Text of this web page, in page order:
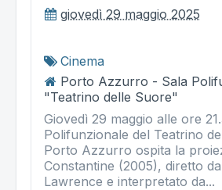
giovedì 29 maggio 2025
Cinema
Porto Azzurro - Sala
"Teatrino delle Suore"
Giovedì 29 maggio alle ore
Polifunzionale del Teatrino
Porto Azzurro ospita la
Constantine (2005), diretto
Lawrence e interpretato da...